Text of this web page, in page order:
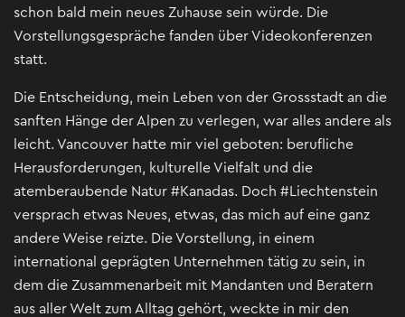
schon bald mein neues Zuhause sein würde. Die
Vorstellungsgespräche fanden über Videokonferenzen
statt.
Die Entscheidung, mein Leben von der Grossstadt an die
sanften Hänge der Alpen zu verlegen, war alles andere als
leicht. Vancouver hatte mir viel geboten: berufliche
Herausforderungen, kulturelle Vielfalt und die
atemberaubende Natur #Kanadas. Doch #Liechtenstein
versprach etwas Neues, etwas, das mich auf eine ganz
andere Weise reizte. Die Vorstellung, in einem
international geprägten Unternehmen tätig zu sein, in
dem die Zusammenarbeit mit Mandanten und Beratern
aus aller Welt zum Alltag gehört, weckte in mir den